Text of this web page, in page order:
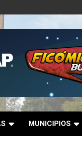
MUNICIPIOS